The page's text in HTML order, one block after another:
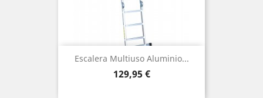
Escalera Multiuso Aluminio...
Precio
129,95 €